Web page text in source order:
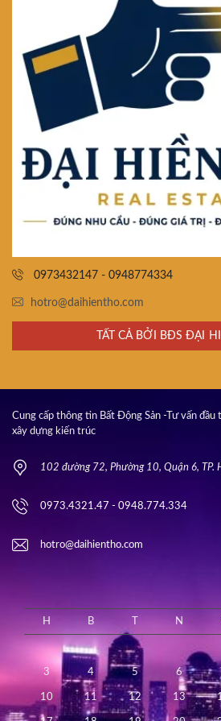
0973432147 - 0948774334
hotro@daihientho.com
TẤT CẢ BỞI BĐS ĐẠI
Cung cấp thông tin Bất Động Sản -Tư vấn đầu
xây dựng kiến trúc
102 đường 72, Phường 10, Quận 6, TP.
0973.4321.47 - 0948.774.334
hotro@daihientho.com
H B N
3 4 5 6
10 11 12 13